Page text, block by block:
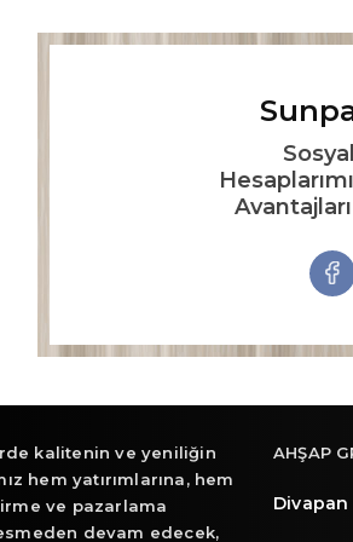
kalitenin ve yeniliğin
hem yatırımlarına, hem
ve pazarlama
devam edecek,
AHŞAP
Divapan